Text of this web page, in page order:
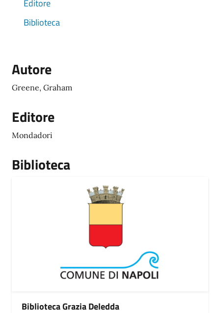
Editore
Biblioteca
Autore
Greene, Graham
Editore
Mondadori
Biblioteca
Biblioteca Grazia Deledda